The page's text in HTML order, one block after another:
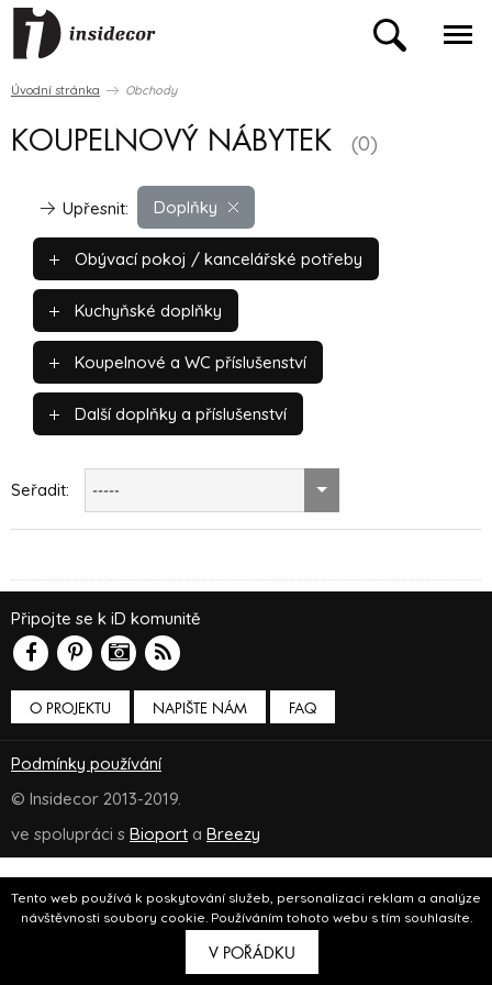
Tento web používá k poskytování služeb, personalizaci reklam a analýze
návštěvnosti soubory cookie. Používáním tohoto webu s tím souhlasíte.
V POŘÁDKU
Úvodní stránka Obchody
KOUPELNOVÝ NÁBYTEK (0)
Doplňky
Upřesnit:
Obývací pokoj / kancelářské potřeby
Kuchyňské doplňky
Koupelnové a WC příslušenství
Další doplňky a příslušenství
Seřadit: -----
O PROJEKTU NAPIŠTE NÁM
Připojte se k iD komunitě
FAQ
Podmínky používání
© Insidecor 2013-2019.
ve spolupráci s Bioport a Breezy